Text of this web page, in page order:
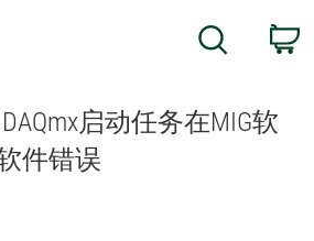
Search
启动任务在MIG软
件错误